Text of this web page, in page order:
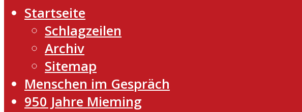
Startseite
Schlagzeilen
Archiv
Sitemap
Menschen im Gespräch
950 Jahre Mieming